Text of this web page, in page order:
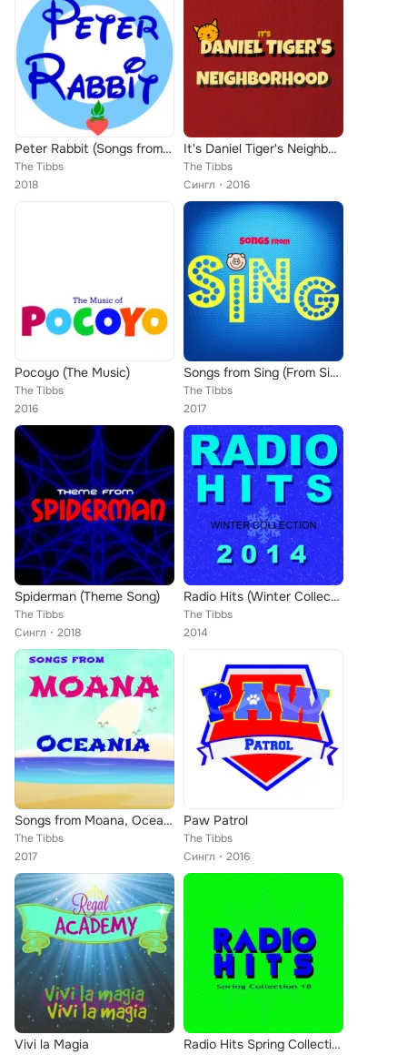
Peter Rabbit (Songs from Tv Series)
The Tibbs
2018
It's Daniel Tiger's Neighborhood (Daniel Tiger's Opening Theme)
The Tibbs
Сингл
2016
Pocoyo (The Music)
The Tibbs
2016
Songs from Sing (From Sing Movie)
The Tibbs
2017
Spiderman (Theme Song)
The Tibbs
Сингл
2018
Radio Hits (Winter Collection 2014)
The Tibbs
2014
Songs from Moana, Oceania
The Tibbs
2017
Paw Patrol
The Tibbs
Сингл
2016
Vivi la Magia Radio Hits Spring Collection, Vol. 18